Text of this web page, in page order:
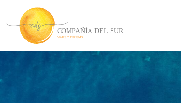
contenido